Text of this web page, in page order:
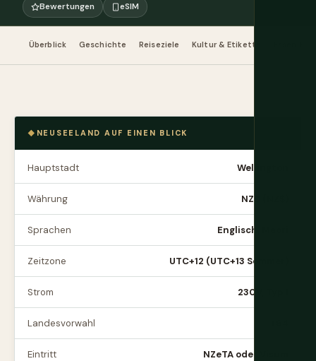
Bewertungen
eSIM
Überblick Geschichte Reiseziele Kultur & Etikette
NEUSEELAND AUF EINEN BLICK
Hauptstadt Wellington
Währung NZD (NZ$)
Sprachen Englisch, Māori
Zeitzone UTC+12 (UTC+13 Sommer)
Strom 230V, Typ I
Landesvorwahl
Eintritt NZeTA oder Visum